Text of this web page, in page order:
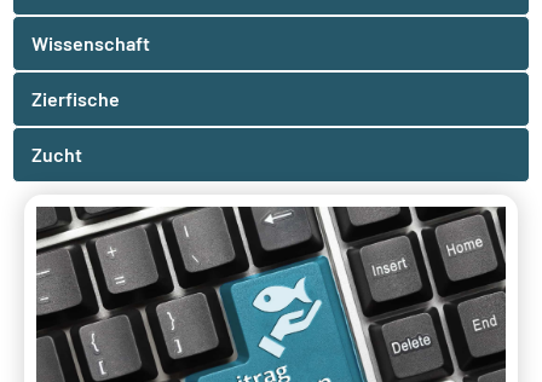
Wissenschaft
Zierfische
Zucht